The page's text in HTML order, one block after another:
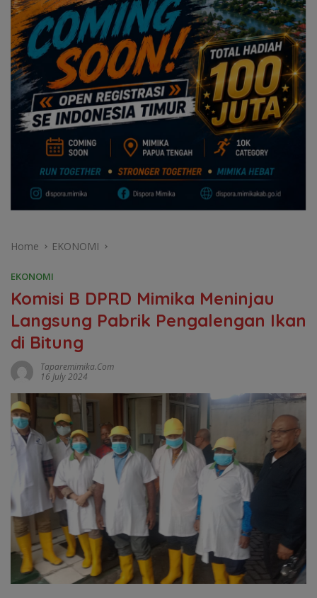
Home EKONOMI
EKONOMI
Komisi B DPRD Mimika Meninjau
Langsung Pabrik Pengalengan Ikan
di Bitung
Taparemimika.com
16 July 2024